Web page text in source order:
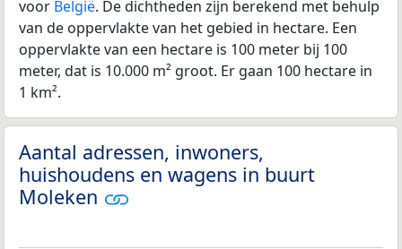
voor België. De dichtheden zijn berekend met behulp
van de oppervlakte van het gebied in hectare. Een
oppervlakte van een hectare is 100 meter bij 100
meter, dat is 10.000 m² groot. Er gaan 100 hectare in
1 km².
Aantal adressen, inwoners,
huishoudens en wagens in buurt
Moleken